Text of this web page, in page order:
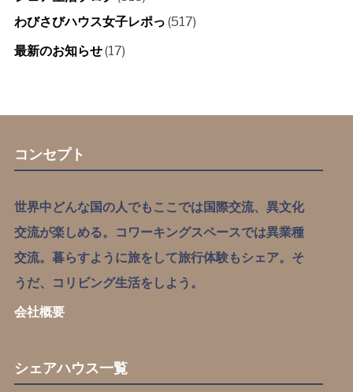
わびさびハウス女子レポっ (517)
最新のお知らせ(17)
コンセプト
世界中どんな国の人でもここでは国際交流、異文化
交流が楽しめる。コワーキングスペースでは異業種
交流。暮らすように旅をして旅行体験もシェア。そ
うだ、コリビング生活をしよう。
会社概要
シェアハウス一覧